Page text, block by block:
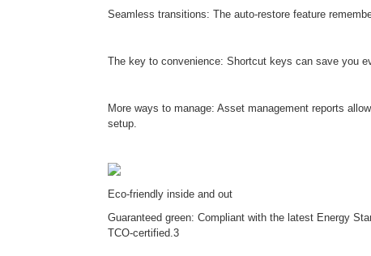
Seamless transitions: The auto-restore feature
The key to convenience: Shortcut keys can save you
More ways to manage: Asset management reports
setup.
Eco-friendly inside and out
Guaranteed green: Compliant with the latest Energy
TCO-certified.3